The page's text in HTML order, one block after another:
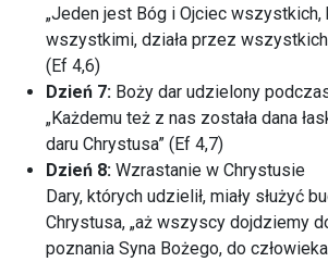
„Jeden jest Bóg i Ojciec wszystkich,
wszystkimi, działa przez
(Ef 4,6)
Dzień 7:Boży dar udzielony
„Każdemu też z nas została dana
daru Chrystusa” (Ef 4,7)
Dzień 8:Wzrastanie w Chrystusie
Dary, których udzielił, miały służyć
Chrystusa, „aż wszyscy dojdziemy
poznania Syna Bożego, do